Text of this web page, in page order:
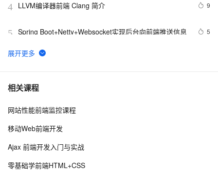
4 LLVM编译器前端 Clang 简介 9
5 Spring Boot+Netty+Websocket实现后台向前端推送信息 5
6 2022 前端包管理方案-pnpm 和 corepack
7 《智能前端技术与实践》——第 2 章 前端开发基础 ——
8 而桌面app向来是web前端开发开发人员下意识的避开方
10前后端分离，如何在前端项目中动态插入后端API基地
相关课程
网站性能前端监控课程
移动Web前端开发
Ajax 前端开发入门与实战
零基础学前端HTML+CSS